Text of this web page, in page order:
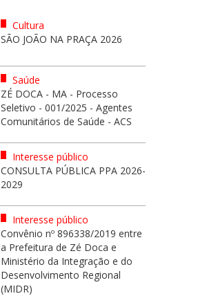
Cultura
SÃO JOÃO NA PRAÇA 2026
Saúde
ZÉ DOCA - MA - Processo
Seletivo - 001/2025 - Agentes
Comunitários de Saúde - ACS
Interesse público
CONSULTA PÚBLICA PPA 2026-
2029
Interesse público
Convênio nº 896338/2019 entre
a Prefeitura de Zé Doca e
Ministério da Integração e do
Desenvolvimento Regional
(MIDR)